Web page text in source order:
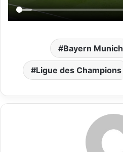
Bayern Munich
Ligue des Champions